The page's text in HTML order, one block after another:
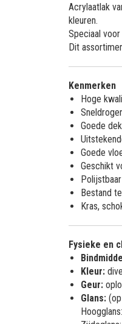
Acrylaatlak
kleuren.
Speciaal
Dit
Kenmerken
Hoge
Goede
Goede
Geschikt
Bestand
Kras,
Fysieke en
Kleur:
Geur:
Glans: